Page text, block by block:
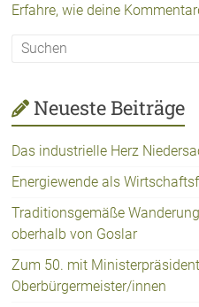
Erfahre, wie deine
Neueste Beiträge
Das industrielle Herz
Energiewende als
Traditionsgemäße
oberhalb von Goslar
Zum 50. mit
Oberbürgermeister/innen